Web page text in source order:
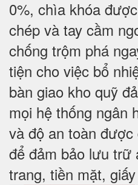
0%, chìa khóa
chép và tay cầm
chống trộm phá
tiện cho việc bổ
bàn giao kho quỹ
mọi hệ thống ngân
và độ an toàn
để đảm bảo lưu trữ
trang, tiền mặt,